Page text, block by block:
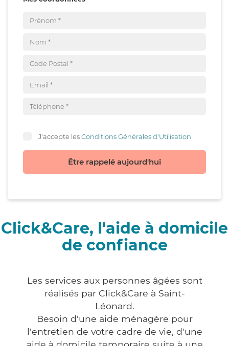
J'accepte lesConditions Générales d'Utilisation
Être rappelé aujourd'hui
Click&Care, l'aide à domicile
de confiance
Les services aux personnes âgées sont
réalisés par Click&Care à Saint-
Léonard.
Besoin d'une aide ménagère pour
l'entretien de votre cadre de vie, d'une